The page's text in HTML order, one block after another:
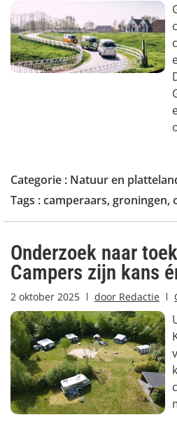
Categorie : Natuur en
Tags :camperaars,groningen,
Onderzoek naar
Campers zijn kans
2 oktober 2025 door Redactie